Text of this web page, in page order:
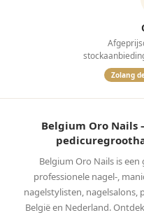
Zolang
Belgium Oro Nails
Belgium Oro Nails is
professionele nagel-,
nagelstylisten, nagelsalons,
België en Nederland.